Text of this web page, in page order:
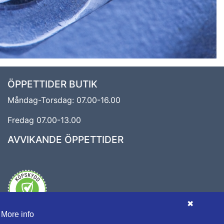
ÖPPETTIDER BUTIK
Måndag-Torsdag: 07.00-16.00
Fredag 07.00-13.00
AVVIKANDE ÖPPETTIDER
✖
More info